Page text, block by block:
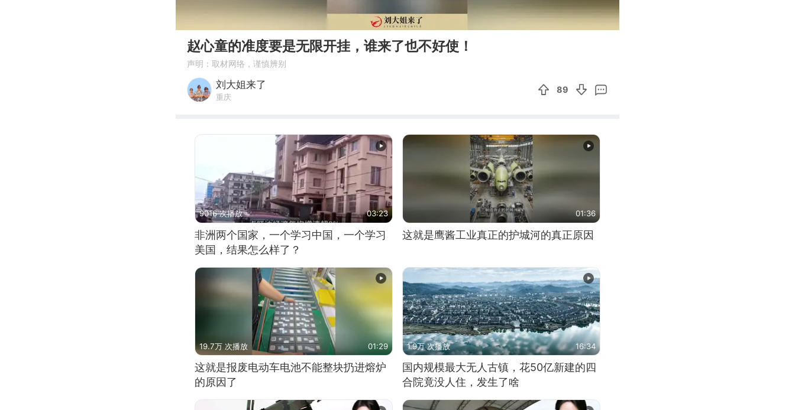
02:38
赵心童的准度要是无限开挂，谁来了也不好使！
声明：取材网络，谨慎辨别
刘大姐来了
重庆
89
9016 次播放 03:23
非洲两个国家，一个学习中国，一个学习
美国，结果怎么样了？
01:36
这就是鹰酱工业真正的护城河的真正原因
19.7万 次播放 01:29
这就是报废电动车电池不能整块扔进熔炉
的原因了
1.9万 次播放 16:34
国内规模最大无人古镇，花50亿新建的四
合院竟没人住，发生了啥